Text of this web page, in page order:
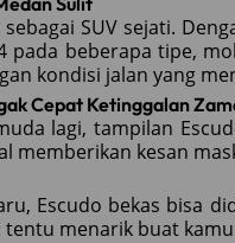
SUV sejati.
pada beberapa tipe,
kondisi jalan yang
Cepat Ketinggalan
lagi, tampilan
memberikan kesan
Escudo bekas bisa
menarik buat